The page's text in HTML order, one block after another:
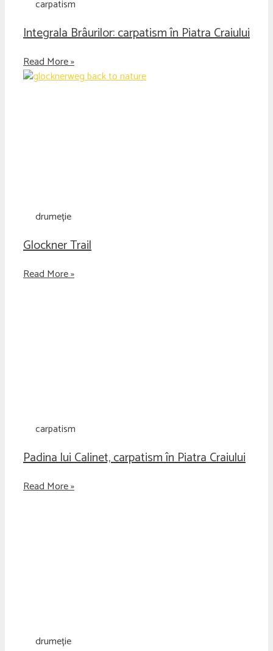
carpatism
Integrala Brâurilor: carpatism în Piatra Craiului
Read More »
drumeție
Glockner Trail
Read More »
carpatism
Padina lui Calinet, carpatism în Piatra Craiului
Read More »
drumeție